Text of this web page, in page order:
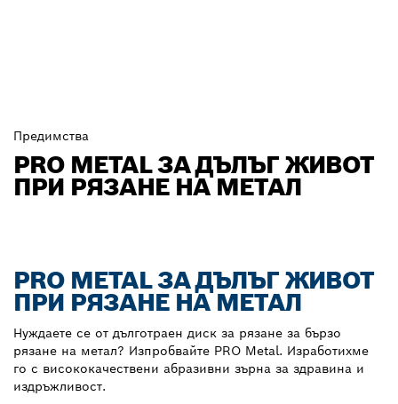
Предимства
PRO METAL ЗА ДЪЛЪГ ЖИВОТ
ПРИ РЯЗАНЕ НА МЕТАЛ
PRO METAL ЗА ДЪЛЪГ ЖИВОТ
ПРИ РЯЗАНЕ НА МЕТАЛ
Нуждаете се от дълготраен диск за рязане за бързо
рязане на метал? Изпробвайте PRO Metal. Изработихме
го с висококачествени абразивни зърна за здравина и
издръжливост.